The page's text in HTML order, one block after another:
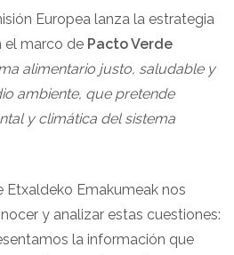
Europea lanza la estrategia
el marco de Pacto Verde
alimentario justo, saludable y
ambiente, que pretende
y climática del sistema
Etxaldeko Emakumeak nos
y analizar estas cuestiones:
la información que